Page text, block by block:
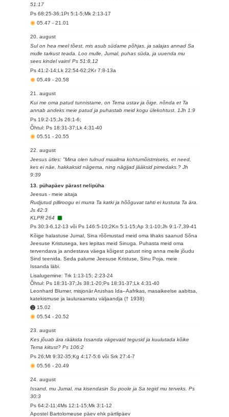
51:17
Ps 68:25-36;1Pt 5:1-5;Mk 2:13-17
05.47-21.01
20. august
Sul on hea meel tõest, mis asub südame põhjas, ja salajas annad Sa
mulle tarkust teada. Loo mulle, Jumal, puhas süda, ja uuenda mu
sees kindel vaim! Ps 51:8,12
Ps 41:2-14;Lk 22:54-62;2Kr 7:8-13a
05.49-20.58
21. august
Kui me oma patud tunnistame, on Tema ustav ja õige, nõnda et Ta
annab andeks meie patud ja puhastab meid kogu ülekohtust. 1Jh 1:9
Ps 19:2-15;Js 26:1-6;
Õhtul: Ps 18:31-37;Lk 4:31-40
05.51-20.55
22. august
Jeesus ütles: "Mina olen tulnud maailma kohtumõistmiseks, et need,
kes ei näe, hakkaksid nägema, ning nägijad jääksid pimedaks.? Jh
9:39
13. pühapäev pärast nelipüha
Jeesus - meie aitaja
Rudjutud pilliroogu ei murra Ta katki ja hõõguvat tahti ei kustuta Ta ära.
Js 42:3
KLPR 264
Ps 30:3-6,12-13 või Ps 146:5-10;2Kn 5:1-15;Ap 3:1-10;Jh 9:1-7,39-41
Kõige halastuse Jumal, Sina rõõmustad meid oma lihaks saanud Sõna
Jeesuse Kristusega, kes lepitas meid Sinuga. Puhasta meid oma
tervendava ja andestava väega kõigest patust ning anna meile jõudu
Sind teenida. Seda palume Jeesuse Kristuse, Sinu Poja, meie
Issanda läbi.
Lisalugemine: Trk 1:13-15; 2:23-24
Õhtul: Ps 18:31-37;Js 38:1-20;Ps 18:31-37;Lk 4:31-40
Leonhard Blumer, misjonär Arushas Ida–Aafrikas, masaikeelse aabitsa,
katekismuse ja lauluraamatu väljaandja († 1938)
15.02
05.54-20.52
23. august
Kes jõuab ära rääkida Issanda vägevaid tegusid ja kuulutada kõike
Tema kiitust? Ps 106:2
Ps 26;Mt 9:32-35;Kg 4:17-5:6 või Srk 27:4-7
05.56-20.49
24. august
Issand, mu Jumal, ma kisendasin Su poole ja Sa tegid mu terveks. Ps
30:3
Ps 64:2-11;4Ms 12:1-15;Mk 3:1-12
Apostel Bartolomeuse päev ehk pärtlipäev